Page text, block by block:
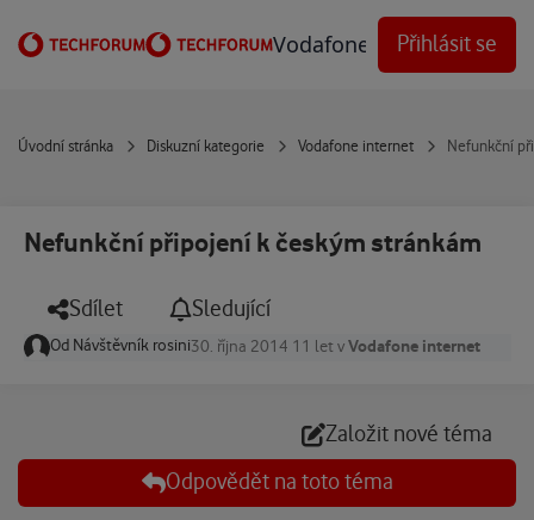
Vodafone Techforum
Přihlásit se
Úvodní stránka Diskuzní kategorie Vodafone internet Nefunkční
Nefunkční připojení k českým stránkám
Sdílet Sledující
Od Návštěvník rosini30. října 2014 11 let vVodafone internet
Založit nové téma
Odpovědět na toto téma